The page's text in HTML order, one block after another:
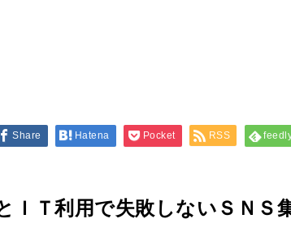
Share Hatena Pocket RSS
ＩＴ利用で失敗しないＳＮＳ